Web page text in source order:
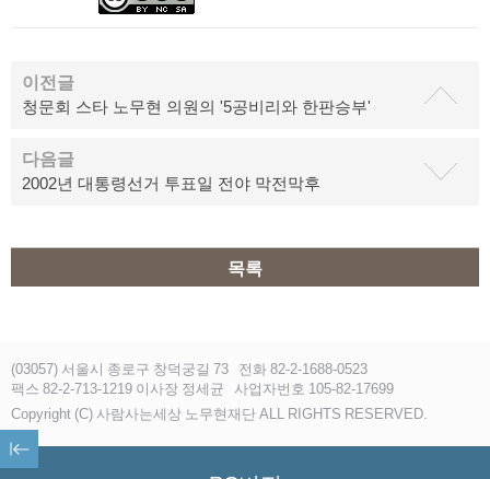
이전글
청문회 스타 노무현 의원의 '5공비리와 한판승부'
다음글
2002년 대통령선거 투표일 전야 막전막후
목록
(03057) 서울시 종로구 창덕궁길 73
전화 82-2-1688-0523
팩스 82-2-713-1219 이사장 정세균
사업자번호 105-82-17699
Copyright (C) 사람사는세상 노무현재단 ALL RIGHTS RESERVED.